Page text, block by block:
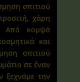
σπιτιού
χάρη
Από κομψά
και
σπιτιού
σε έναν
ξεχνάμε την